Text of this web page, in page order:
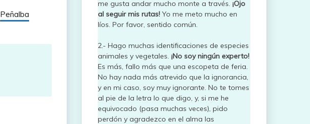
Peñalba
me gusta andar mucho monte a través. ¡Ojo
al seguir mis rutas!Yo me meto mucho en
líos. Por favor, sentido común.
2.- Hago muchas identificaciones de especies
animales y vegetales. ¡No soy ningún experto!
Es más, fallo más que una escopeta de feria.
No hay nada más atrevido que la ignorancia,
y en mi caso, soy muy ignorante. No te tomes
al pie de la letra lo que digo, y, si me he
equivocado (pasa muchas veces), pido
perdón y agradezco en el alma las